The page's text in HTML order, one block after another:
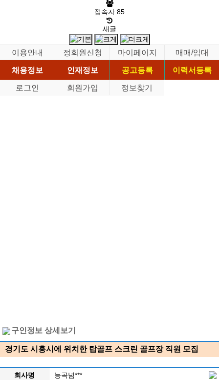
접속자 85
새글
이용안내 정회원신청 마이페이지
매매/임대
채용정보
인재정보 공고등록
이력서등록
로그인
회원가입 정보찾기
구인정보 상세보기
경기도 시흥시에 위치한 탑골프 스크린 골프장 직원 모집
회사명
능곡넘***